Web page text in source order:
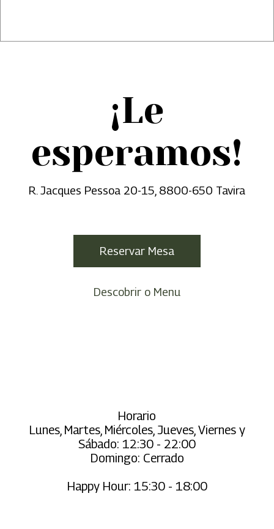
¡Le
esperamos!
R. Jacques Pessoa 20-15, 8800-650 Tavira
Descobrir o Menu
Reservar Mesa
Horario
Lunes, Martes, Miércoles, Jueves, Viernes y
Sábado: 12:30 - 22:00
Domingo: Cerrado
Happy Hour: 15:30 - 18:00